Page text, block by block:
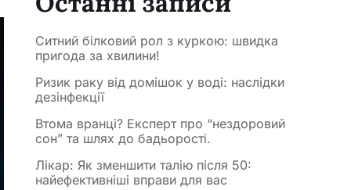
Ситний білковий рол з куркою: швидка
пригода за хвилини!
Ризик раку від домішок у воді: наслідки
дезінфекції
Втома вранці? Експерт про “нездоровий
сон” та шлях до бадьорості.
Лікар: Як зменшити талію після 50:
найефективніші вправи для вас